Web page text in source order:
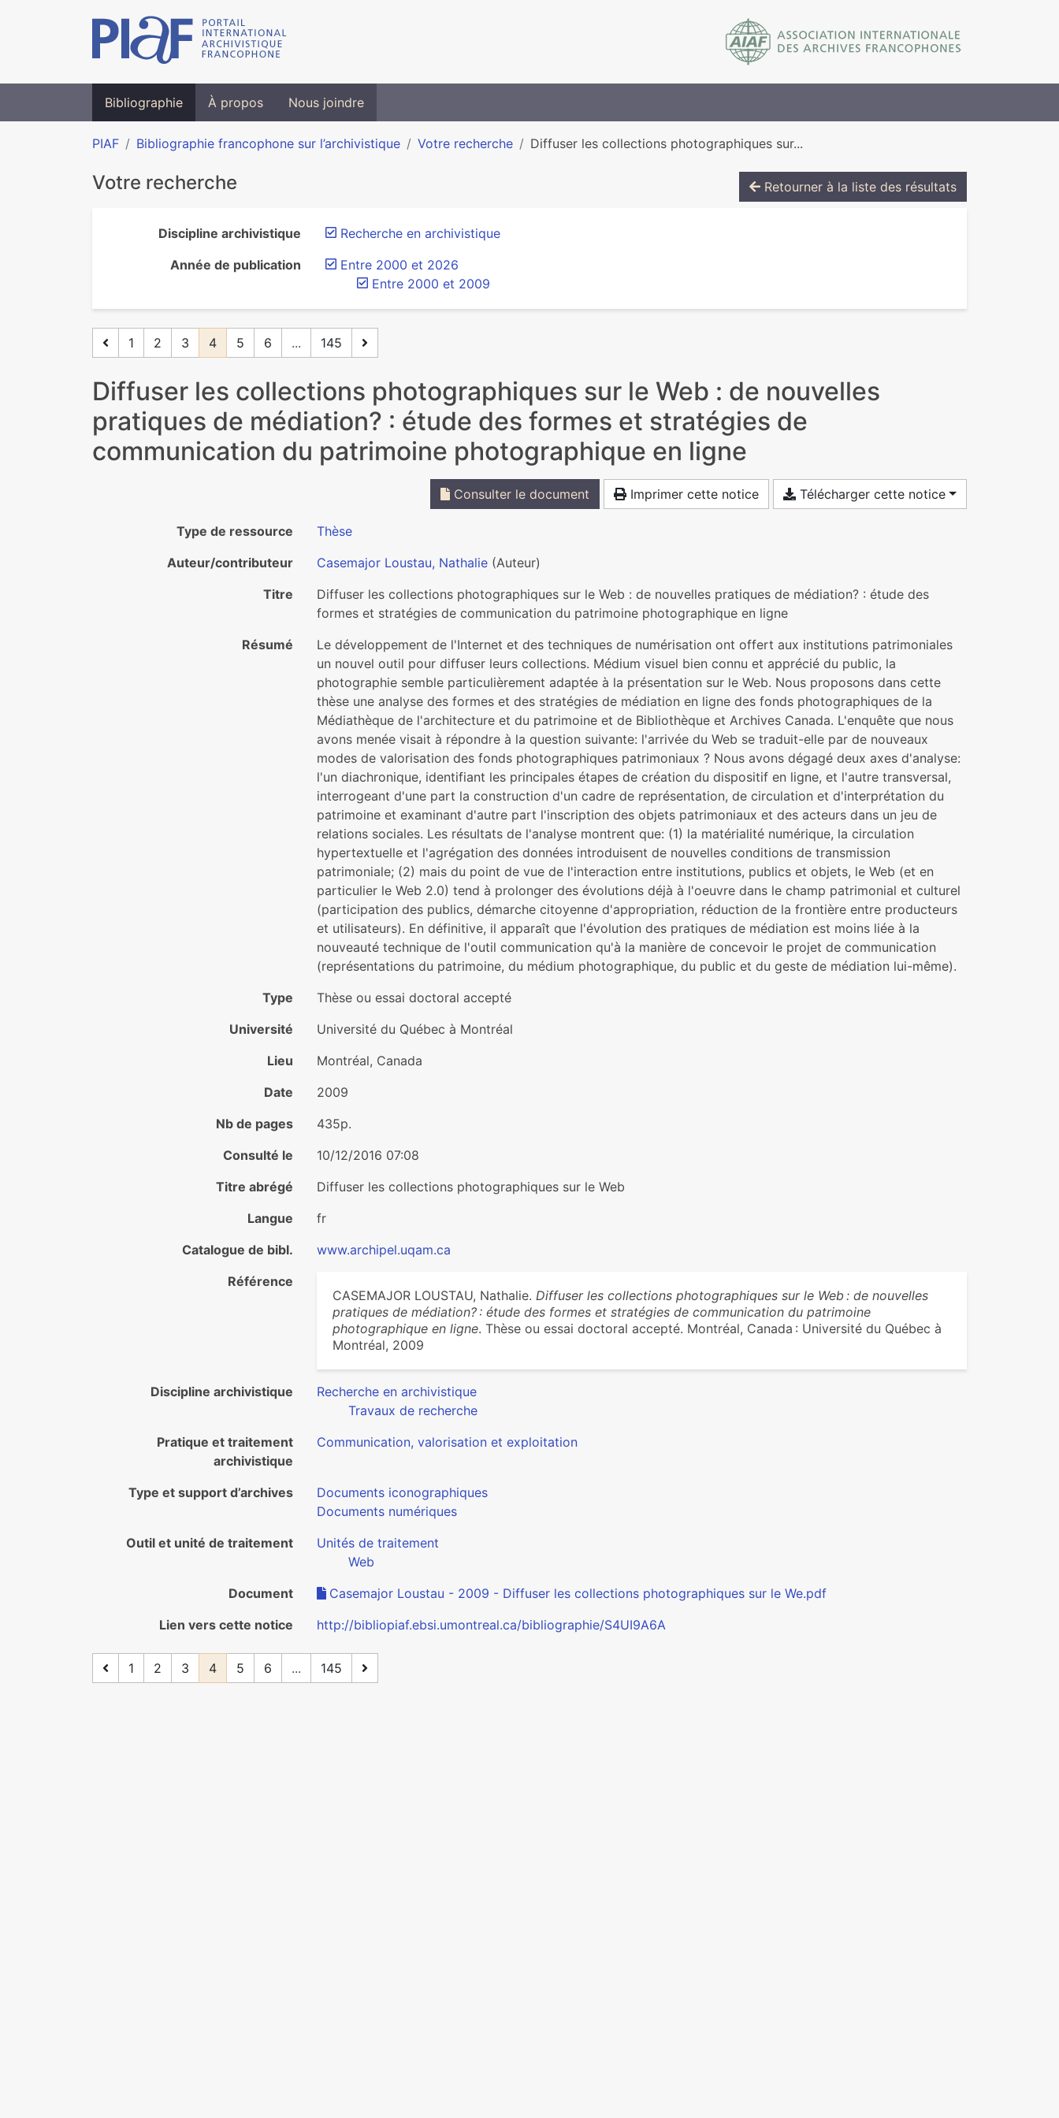
Bibliographie À propos Nous joindre
PIAF Bibliographie francophone sur l’archivistique Votre recherche Diffuser les collections photographiques sur...
Votre recherche Retourner à la liste des résultats
Discipline archivistique
Recherche en archivistique
Année de publication
Entre 2000 et 2026
Entre 2000 et 2009
1 2 3 4 5 6 ... 145
Diffuser les collections photographiques sur le Web : de nouvelles
pratiques de médiation? : étude des formes et stratégies de
communication du patrimoine photographique en ligne
Consulter le document Imprimer cette notice Télécharger cette notice
Type de ressource
Thèse
Auteur/contributeur
Casemajor Loustau, Nathalie (Auteur)
Titre
Diffuser les collections photographiques sur le Web : de nouvelles pratiques de médiation? : étude des
formes et stratégies de communication du patrimoine photographique en ligne
Résumé
Le développement de l'Internet et des techniques de numérisation ont offert aux institutions patrimoniales
un nouvel outil pour diffuser leurs collections. Médium visuel bien connu et apprécié du public, la
photographie semble particulièrement adaptée à la présentation sur le Web. Nous proposons dans cette
thèse une analyse des formes et des stratégies de médiation en ligne des fonds photographiques de la
Médiathèque de l'architecture et du patrimoine et de Bibliothèque et Archives Canada. L'enquête que nous
avons menée visait à répondre à la question suivante: l'arrivée du Web se traduit-elle par de nouveaux
modes de valorisation des fonds photographiques patrimoniaux ? Nous avons dégagé deux axes d'analyse:
l'un diachronique, identifiant les principales étapes de création du dispositif en ligne, et l'autre transversal,
interrogeant d'une part la construction d'un cadre de représentation, de circulation et d'interprétation du
patrimoine et examinant d'autre part l'inscription des objets patrimoniaux et des acteurs dans un jeu de
relations sociales. Les résultats de l'analyse montrent que: (1) la matérialité numérique, la circulation
hypertextuelle et l'agrégation des données introduisent de nouvelles conditions de transmission
patrimoniale; (2) mais du point de vue de l'interaction entre institutions, publics et objets, le Web (et en
particulier le Web 2.0) tend à prolonger des évolutions déjà à l'oeuvre dans le champ patrimonial et culturel
(participation des publics, démarche citoyenne d'appropriation, réduction de la frontière entre producteurs
et utilisateurs). En définitive, il apparaît que l'évolution des pratiques de médiation est moins liée à la
nouveauté technique de l'outil communication qu'à la manière de concevoir le projet de communication
(représentations du patrimoine, du médium photographique, du public et du geste de médiation lui-même).
Type
Thèse ou essai doctoral accepté
Université
Université du Québec à Montréal
Lieu
Montréal, Canada
Date
2009
Nb de pages
435p.
Consulté le
10/12/2016 07:08
Titre abrégé
Diffuser les collections photographiques sur le Web
Langue
fr
Catalogue de bibl.
www.archipel.uqam.ca
Référence
CASEMAJOR LOUSTAU, Nathalie. Diffuser les collections photographiques sur le Web : de nouvelles
pratiques de médiation? : étude des formes et stratégies de communication du patrimoine
photographique en ligne. Thèse ou essai doctoral accepté. Montréal, Canada : Université du Québec à
Montréal, 2009
Discipline archivistique
Recherche en archivistique
Travaux de recherche
Pratique et traitement
archivistique
Communication, valorisation et exploitation
Type et support d’archives
Documents iconographiques
Documents numériques
Outil et unité de traitement
Unités de traitement
Web
Document
Casemajor Loustau - 2009 - Diffuser les collections photographiques sur le We.pdf
Lien vers cette notice
http://bibliopiaf.ebsi.umontreal.ca/bibliographie/S4UI9A6A
1 2 3 4 5 6 ... 145